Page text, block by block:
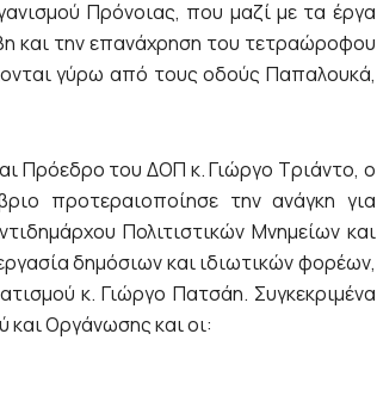
Πρόνοιας, που μαζί με τα έργα
και την επανάχρηση του τετραώροφου
γύρω από τους οδούς Παπαλουκά,
Πρόεδρο του ΔΟΠ κ. Γιώργο Τριάντο, ο
προτεραιοποίησε την ανάγκη για
Πολιτιστικών Μνημείων και
δημόσιων και ιδιωτικών φορέων,
κ. Γιώργο Πατσάη. Συγκεκριμένα
Οργάνωσης και οι: